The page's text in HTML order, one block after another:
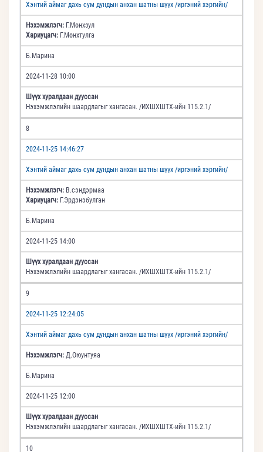
Хэнтий аймаг дахь сум дундын анхан шатны шүүх /иргэний хэргийн/
Нэхэмжлэгч: Г.Мөнхзул
Хариуцагч: Г.Мөнхтулга
Б.Марина
2024-11-28 10:00
Шүүх хуралдаан дууссан
Нэхэмжлэлийн шаардлагыг хангасан. /ИХШХШТХ-ийн 115.2.1/
8
2024-11-25 14:46:27
Хэнтий аймаг дахь сум дундын анхан шатны шүүх /иргэний хэргийн/
Нэхэмжлэгч: В.сэндэрмаа
Хариуцагч: Г.Эрдэнэбулган
Б.Марина
2024-11-25 14:00
Шүүх хуралдаан дууссан
Нэхэмжлэлийн шаардлагыг хангасан. /ИХШХШТХ-ийн 115.2.1/
9
2024-11-25 12:24:05
Хэнтий аймаг дахь сум дундын анхан шатны шүүх /иргэний хэргийн/
Нэхэмжлэгч: Д.Оюунтуяа
Б.Марина
2024-11-25 12:00
Шүүх хуралдаан дууссан
Нэхэмжлэлийн шаардлагыг хангасан. /ИХШХШТХ-ийн 115.2.1/
10